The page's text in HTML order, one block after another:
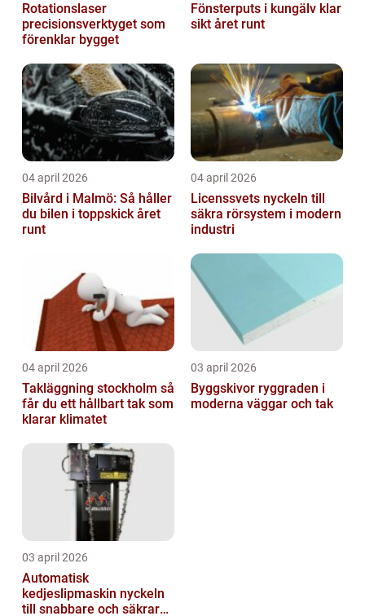
Rotationslaser
precisionsverktyget som
förenklar bygget
Fönsterputs i kungälv klar
sikt året runt
04 april 2026
Bilvård i Malmö: Så håller
du bilen i toppskick året
runt
04 april 2026
Licenssvets nyckeln till
säkra rörsystem i modern
industri
04 april 2026
Takläggning stockholm så
får du ett hållbart tak som
klarar klimatet
03 april 2026
Byggskivor ryggraden i
moderna väggar och tak
03 april 2026
Automatisk
kedjeslipmaskin nyckeln
till snabbare och säkrare